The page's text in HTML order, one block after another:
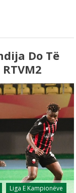
Do Të
Liga E Kampionëve